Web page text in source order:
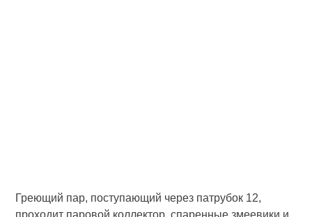
Греющий пар, поступающий через патрубок 12,
проходит паровой коллектор, спаренные змеевики и